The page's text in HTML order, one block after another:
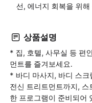
선, 에너지 회복을 위
상품설명
* 집, 호텔, 사무실 등 편
먼트를 즐겨보세요.
* 바디 마사지, 바디 스
전신 트리트먼트까지,
한 프로그램이 준비되어